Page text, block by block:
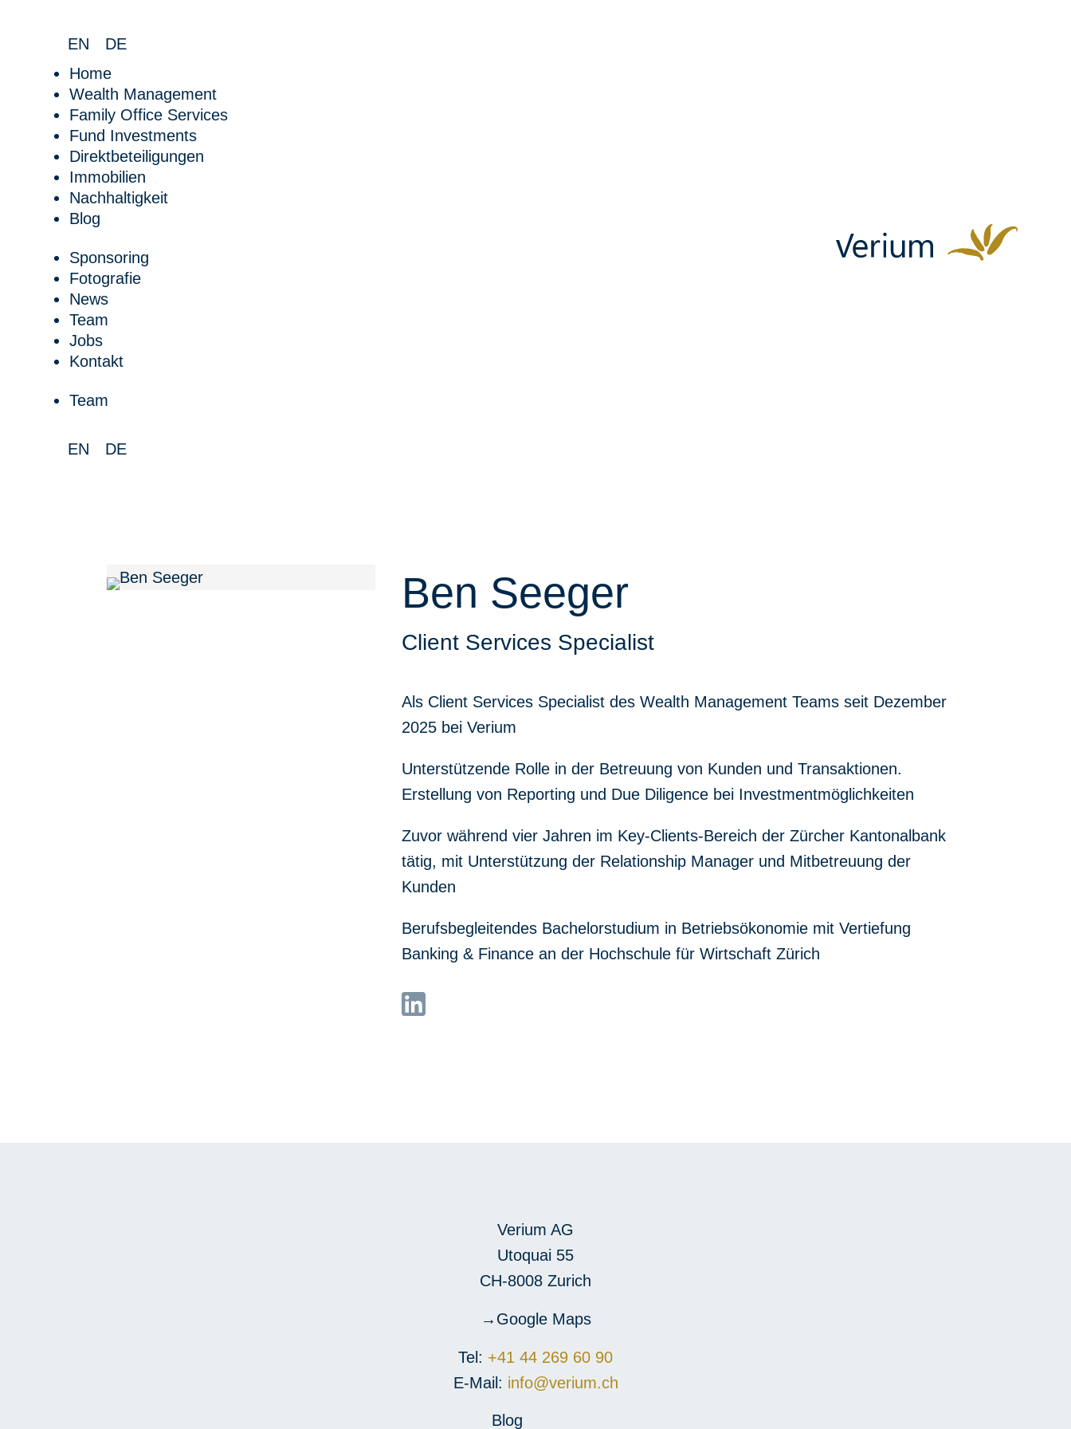
EN
DE
Home
Wealth Management
Family Office Services
Fund Investments
Direktbeteiligungen
Immobilien
Nachhaltigkeit
Blog
Sponsoring
Fotografie
News
Team
Jobs
Kontakt
Team
EN DE
Ben Seeger
Client Services Specialist
Als Client Services Specialist des Wealth Management Teams seit Dezember
2025 bei Verium
Unterstützende Rolle in der Betreuung von Kunden und Transaktionen.
Erstellung von Reporting und Due Diligence bei Investmentmöglichkeiten
Zuvor während vier Jahren im Key-Clients-Bereich der Zürcher Kantonalbank
tätig, mit Unterstützung der Relationship Manager und Mitbetreuung der
Kunden
Berufsbegleitendes Bachelorstudium in Betriebsökonomie mit Vertiefung
Banking & Finance an der Hochschule für Wirtschaft Zürich
Verium AG
Utoquai 55
CH-8008 Zurich
Google Maps
Tel: +41 44 269 60 90
E-Mail: info@verium.ch
Blog